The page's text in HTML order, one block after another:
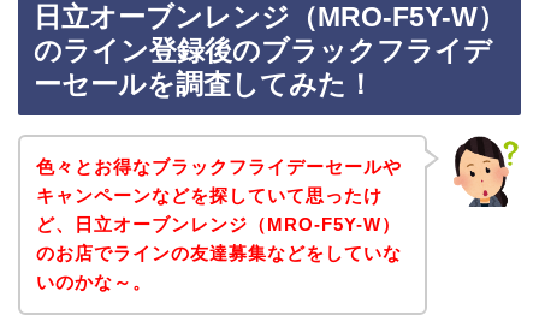
日立オーブンレンジ（MRO-F5Y-W）
のライン登録後のブラックフライデ
ーセールを調査してみた！
色々とお得なブラックフライデーセールや
キャンペーンなどを探していて思ったけ
ど、日立オーブンレンジ（MRO-F5Y-W）
のお店でラインの友達募集などをしていな
いのかな～。